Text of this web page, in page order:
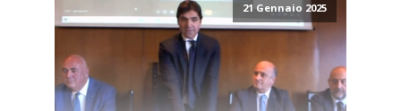
21 Gennaio 2025